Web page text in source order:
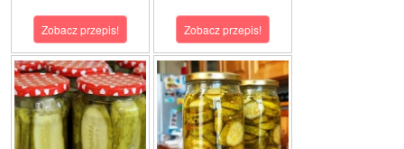
Zobacz przepis! Zobacz przepis!